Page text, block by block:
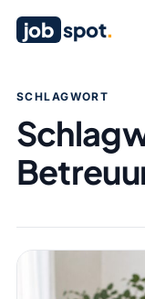
job spot.
SCHLAGWORT